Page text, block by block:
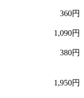
360円
1,090円
380円
1,950円